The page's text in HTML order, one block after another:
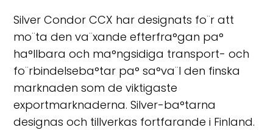
Silver Condor CCX har designats fo¨r att
mo¨ta den va¨xande efterfra°gan pa°
ha°llbara och ma°ngsidiga transport- och
fo¨rbindelseba°tar pa° sa°va¨l den finska
marknaden som de viktigaste
exportmarknaderna. Silver-ba°tarna
designas och tillverkas fortfarande i Finland.